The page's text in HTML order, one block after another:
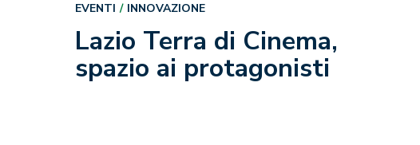
Lazio Terra di Cinema,
spazio ai protagonisti
EVENTI
INNOVAZIONE